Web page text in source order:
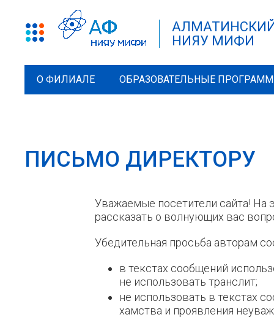
НИЯУ МИФИ
О ФИЛИАЛЕ ОБРАЗОВАТЕЛЬНЫЕ
ПИСЬМО ДИРЕКТОРУ
Уважаемые посетители сайта!
рассказать о волнующих вас
Убедительная просьба авторам
в текстах сообщений
не использовать транслит;
не использовать в текстах
хамства и проявления